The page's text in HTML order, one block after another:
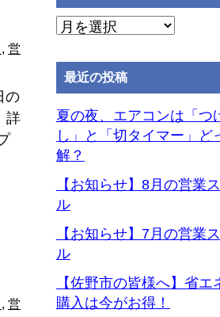
, 営
の
詳
, 営
月
ア
ー
カ
イ
ブ
最近の投稿
夏の夜、エアコンは「つ
し」と「切タイマー」ど
解？
【お知らせ】8月の営業
ル
【お知らせ】7月の営業
ル
【佐野市の皆様へ】省エ
購入は今がお得！